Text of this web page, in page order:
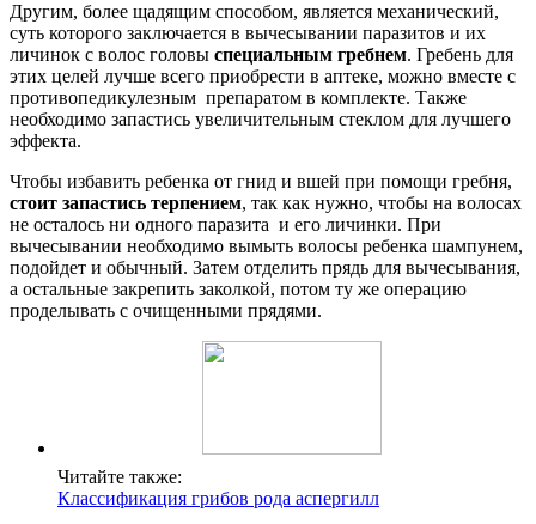
Другим, более щадящим способом, является механический,
суть которого заключается в вычесывании паразитов и их
личинок с волос головы специальным гребнем. Гребень для
этих целей лучше всего приобрести в аптеке, можно вместе с
противопедикулезным препаратом в комплекте. Также
необходимо запастись увеличительным стеклом для лучшего
эффекта.
Чтобы избавить ребенка от гнид и вшей при помощи гребня,
стоит запастись терпением, так как нужно, чтобы на волосах
не осталось ни одного паразита и его личинки. При
вычесывании необходимо вымыть волосы ребенка шампунем,
подойдет и обычный. Затем отделить прядь для вычесывания,
а остальные закрепить заколкой, потом ту же операцию
проделывать с очищенными прядями.
Читайте также:
Классификация грибов рода аспергилл